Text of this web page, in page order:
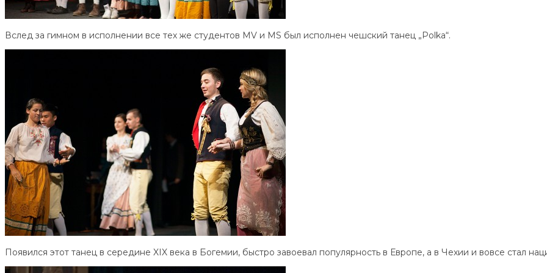
Вслед за гимном в исполнении все тех же студентов MV и MS был исполнен чешский танец „Polka“.
Появился этот танец в середине XIX века в Богемии, быстро завоевал популярность в Европе, а в Чехии и вовсе стал